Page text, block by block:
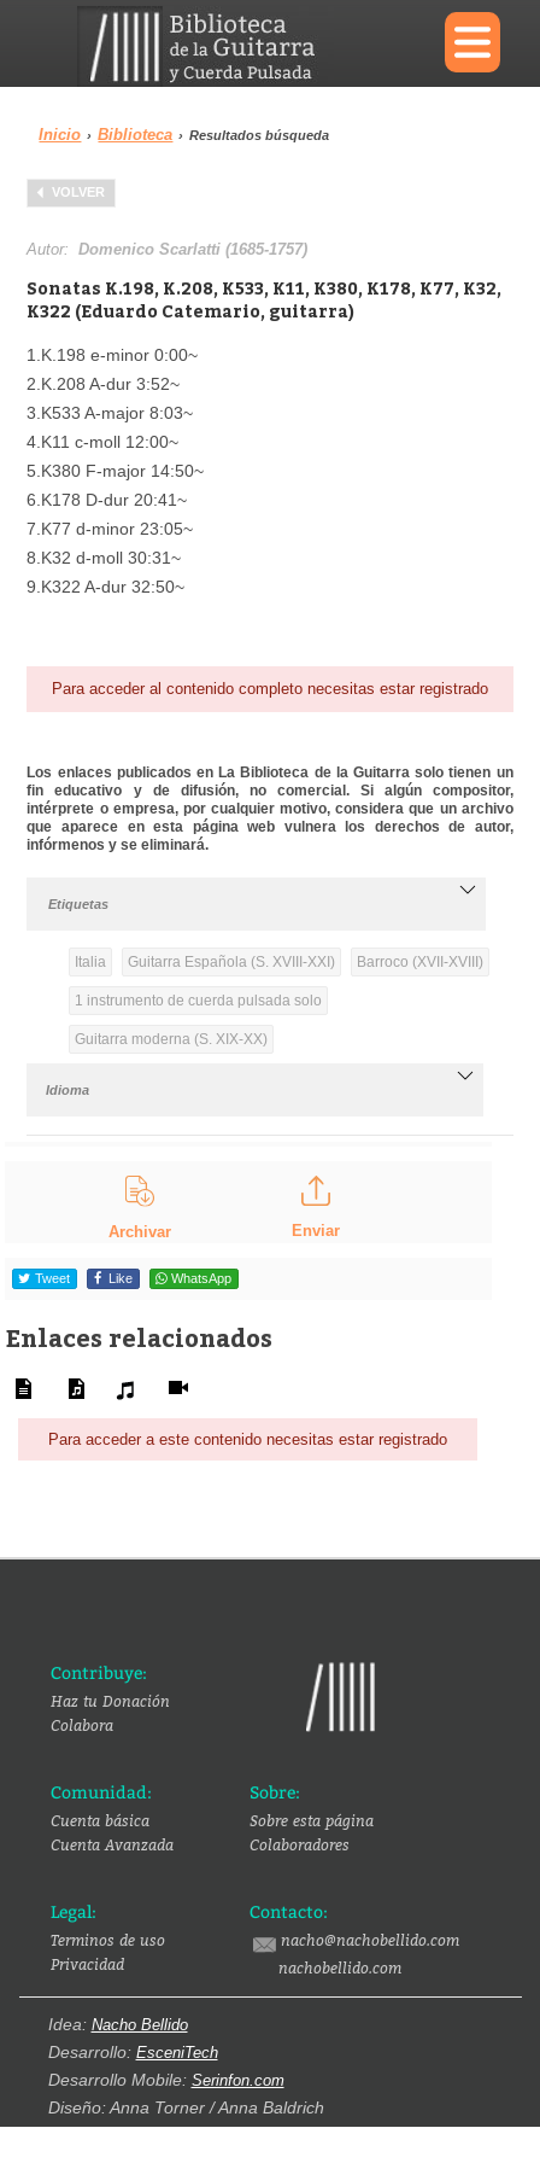
×
Menu
Biblioteca
Inicio › Biblioteca › Resultados búsqueda
VOLVER
Autor:Domenico Scarlatti (1685-1757)
Sonatas K.198, K.208, K533, K11, K380, K178, K77, K32,
K322 (Eduardo Catemario, guitarra)
1.K.198 e-minor 0:00~
2.K.208 A-dur 3:52~
3.K533 A-major 8:03~
4.K11 c-moll 12:00~
5.K380 F-major 14:50~
6.K178 D-dur 20:41~
7.K77 d-minor 23:05~
8.K32 d-moll 30:31~
9.K322 A-dur 32:50~
Para acceder al contenido completo necesitas estar registrado
Los enlaces publicados en La Biblioteca de la Guitarra solo tienen un
fin educativo y de difusión, no comercial. Si algún compositor,
intérprete o empresa, por cualquier motivo, considera que un archivo
que aparece en esta página web vulnera los derechos de autor,
infórmenos y se eliminará.
Etiquetas
Italia Guitarra Española (S. XVIII-XXI) Barroco (XVII-XVIII)
1 instrumento de cuerda pulsada solo
Guitarra moderna (S. XIX-XX)
Idioma
Archivar Enviar
Tweet Like WhatsApp
Enlaces relacionados
Para acceder a este contenido necesitas estar registrado
Contribuye:
Haz tu Donación
Colabora
Comunidad:
Cuenta básica
Cuenta Avanzada
Sobre:
Sobre esta página
Colaboradores
Legal:
Terminos de uso
Privacidad
Contacto:
nacho@nachobellido.com
nachobellido.com
Idea: Nacho Bellido
Desarrollo: EsceniTech
Desarrollo Mobile: Serinfon.com
Diseño: Anna Torner / Anna Baldrich